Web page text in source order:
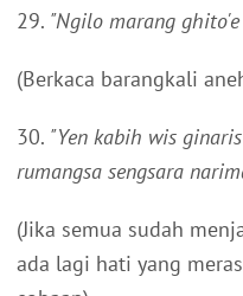
29. "Ngilo marang ghito'e
(Berkaca barangkali
30. "Yen kabih wis
rumangsa sengsara
(Jika semua sudah
ada lagi hati yang